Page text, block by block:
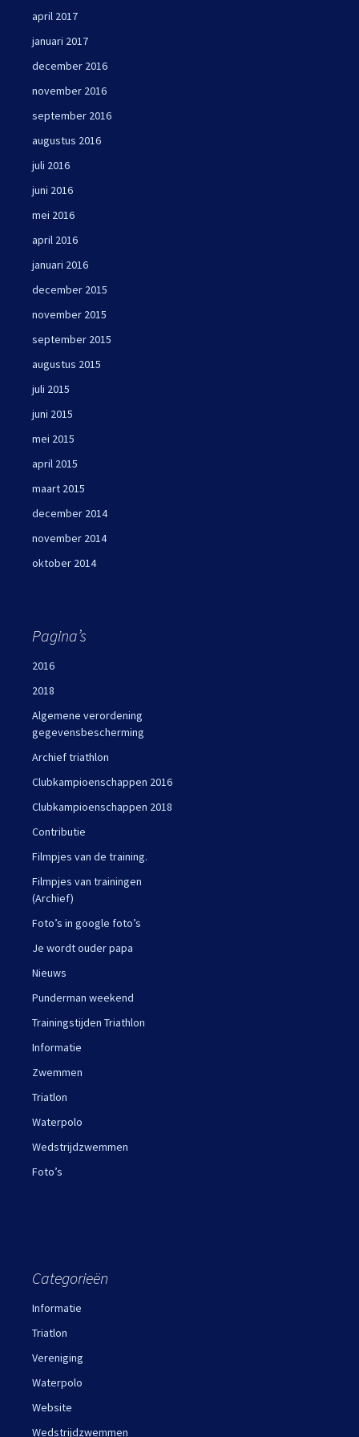
april 2017
januari 2017
december 2016
november 2016
september 2016
augustus 2016
juli 2016
juni 2016
mei 2016
april 2016
januari 2016
december 2015
november 2015
september 2015
augustus 2015
juli 2015
juni 2015
mei 2015
april 2015
maart 2015
december 2014
november 2014
oktober 2014
Pagina’s
2016
2018
Algemene verordening
gegevensbescherming
Archief triathlon
Clubkampioenschappen 2016
Clubkampioenschappen 2018
Contributie
Filmpjes van de training.
Filmpjes van trainingen
(Archief)
Foto’s in google foto’s
Je wordt ouder papa
Nieuws
Punderman weekend
Trainingstijden Triathlon
Informatie
Zwemmen
Triatlon
Waterpolo
Wedstrijdzwemmen
Foto’s
Categorieën
Informatie
Triatlon
Vereniging
Waterpolo
Website
Wedstrijdzwemmen